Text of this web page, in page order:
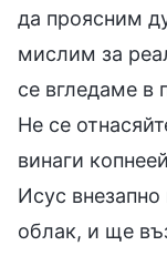
да проясним
мислим за
се вгледаме в
Не се
винаги
Исус
облак, и ще